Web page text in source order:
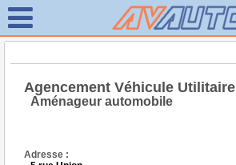
Agencement Véhicule Utilitaire
Aménageur automobile
Adresse :